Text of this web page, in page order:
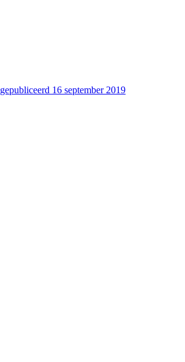
gepubliceerd 16 september 2019